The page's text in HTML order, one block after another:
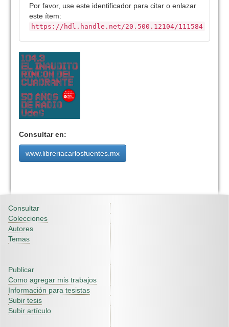
Por favor, use este identificador para citar o enlazar
este ítem:
https://hdl.handle.net/20.500.12104/111584
Consultar en:
www.libreriacarlosfuentes.mx
Consultar
Colecciones
Autores
Temas
Publicar
Como agregar mis trabajos
Información para tesistas
Subir tesis
Subir artículo